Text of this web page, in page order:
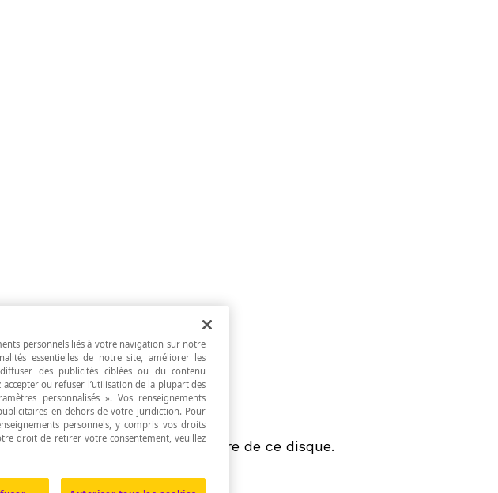
P quelconque de la frontière de ce disque.
personnels liés à votre navigation sur notre
essentielles de notre site, améliorer les
des publicités ciblées ou du contenu
ou refuser l’utilisation de la plupart des
personnalisés ». Vos renseignements
en dehors de votre juridiction. Pour
personnels, y compris vos droits
droit de retirer votre consentement, veuillez